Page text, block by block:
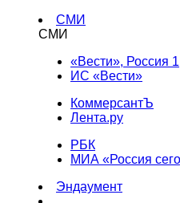
СМИ
СМИ
«Вести», Россия 1
ИС «Вести»
КоммерсантЪ
Лента.ру
РБК
МИА «Россия
Эндаумент